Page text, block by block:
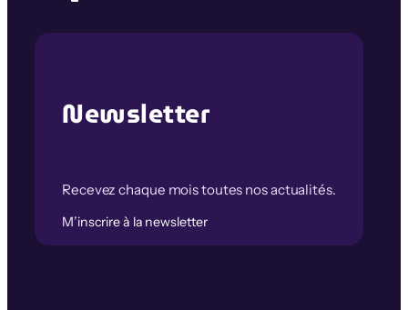
Newsletter
Recevez chaque mois toutes nos actualités.
M’inscrire à la newsletter